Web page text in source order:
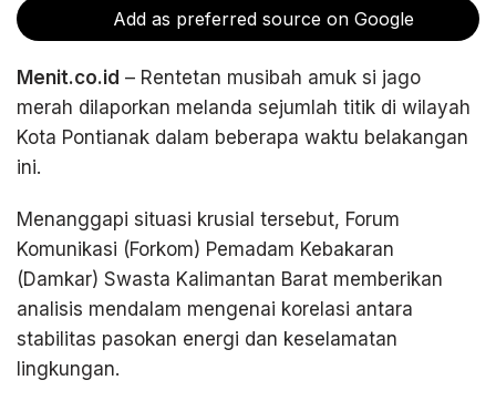
Add as preferred source on Google
Menit.co.id – Rentetan musibah amuk si jago
merah dilaporkan melanda sejumlah titik di wilayah
Kota Pontianak dalam beberapa waktu belakangan
ini.
Menanggapi situasi krusial tersebut, Forum
Komunikasi (Forkom) Pemadam Kebakaran
(Damkar) Swasta Kalimantan Barat memberikan
analisis mendalam mengenai korelasi antara
stabilitas pasokan energi dan keselamatan
lingkungan.